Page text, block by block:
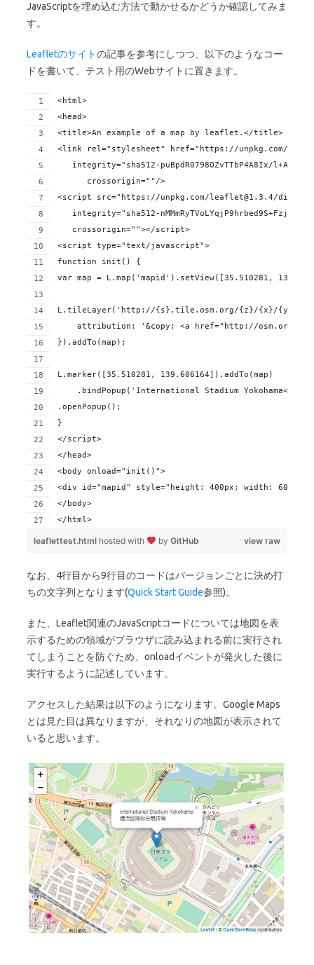
JavaScriptを埋め込む方法で動かせるかどうか確認してみま
す。
Leafletのサイトの記事を参考にしつつ、以下のようなコー
ドを書いて、テスト用のWebサイトに置きます。
<html>
<head>
<title>An example of a map by leaflet.</title>
<link rel="stylesheet" href="https://unpkg.com/
integrity="sha512-puBpdR0798OZvTTbP4A8Ix/
      crossorigin=""/>
<script src="https://unpkg.com/leaflet@1.3.4/dist/
integrity="sha512-
   crossorigin=""></script>
<script type="text/javascript">
function init() {
var map = L.map('mapid').setView([35.510281,
L.tileLayer('http://{s}.tile.osm.org/{z}/{x}/
attribution: '&copy; <a href="http://osm.org/
}).addTo(map);
L.marker([35.510281, 139.606164]).addTo(map)
.bindPopup('International Stadium Yokohama<br>横浜
.openPopup();
}
</script>
</head>
<body onload="init()">
<div id="mapid" style="height: 400px; width:
</body>
</html>
view raw
leaflettest.html hosted with by GitHub
なお、4行目から9行目のコードはバージョンごとに決め打
ちの文字列となります(Quick Start Guide参照)。
また、Leaflet関連のJavaScriptコードについては地図を表
示するための領域がブラウザに読み込まれる前に実行され
てしまうことを防ぐため、onloadイベントが発火した後に
実行するように記述しています。
アクセスした結果は以下のようになります。Google Maps
とは見た目は異なりますが、それなりの地図が表示されて
いると思います。